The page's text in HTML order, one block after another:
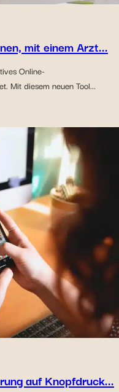
mit einem Arzt...
Online-
Mit diesem neuen Tool...
auf Knopfdruck...